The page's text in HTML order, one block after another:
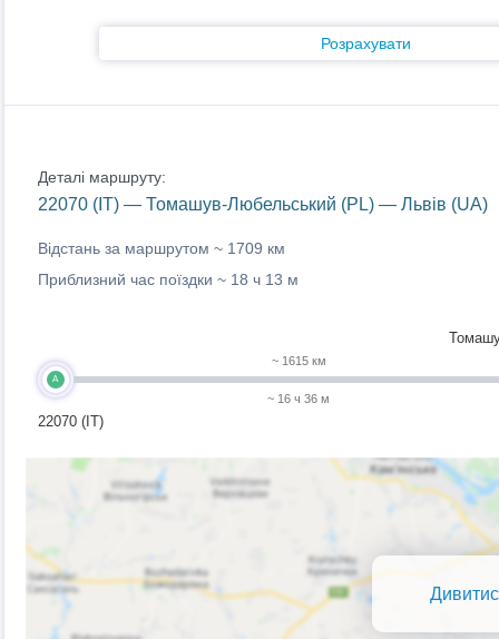
Розрахувати
Деталі маршруту:
22070 (IT) — Томашув-Любельський (PL) — Львів (UA)
Відстань за маршрутом ~ 1709 км
Приблизний час поїздки ~ 18 ч 13 м
A
22070 (IT)
~ 1615 км
~ 16 ч 36 м